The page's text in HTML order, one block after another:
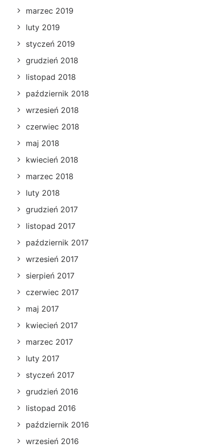
marzec 2019
luty 2019
styczeń 2019
grudzień 2018
listopad 2018
październik 2018
wrzesień 2018
czerwiec 2018
maj 2018
kwiecień 2018
marzec 2018
luty 2018
grudzień 2017
listopad 2017
październik 2017
wrzesień 2017
sierpień 2017
czerwiec 2017
maj 2017
kwiecień 2017
marzec 2017
luty 2017
styczeń 2017
grudzień 2016
listopad 2016
październik 2016
wrzesień 2016